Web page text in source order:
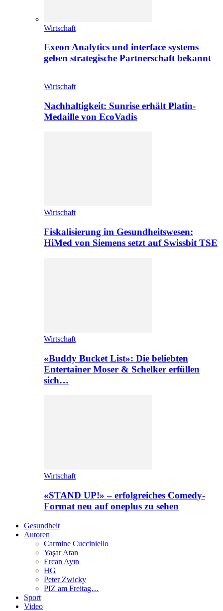
Wirtschaft
Exeon Analytics und interface systems
geben strategische Partnerschaft bekannt
Wirtschaft
Nachhaltigkeit: Sunrise erhält Platin-
Medaille von EcoVadis
Wirtschaft
Fiskalisierung im Gesundheitswesen:
HiMed von Siemens setzt auf Swissbit TSE
Wirtschaft
«Buddy Bucket List»: Die beliebten
Entertainer Moser & Schelker erfüllen
sich…
Wirtschaft
«STAND UP!» – erfolgreiches Comedy-
Format neu auf oneplus zu sehen
Gesundheit
Autoren
Carmine Cucciniello
Yaşar Atan
Ercan Ayın
HG
Peter Zwicky
PIZ am Freitag…
Sport
Video